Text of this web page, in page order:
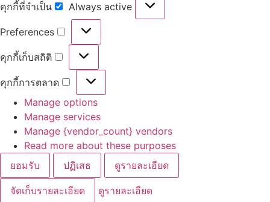
คุกกี้ที่จำเป็น
คุกกี้
ที่
จำเป็น
Always active
Preferences
Preferences
คุกกี้เก็บสถิติ
คุกกี้
เก็บ
สถิติ
คุกกี้การตลาด
คุกกี้
การ
ตลาด
Manage options
Manage services
Manage {vendor_count} vendors
Read more about these purposes
ยอมรับ
ปฏิเสธ ดูรายละเอียด
จัดเก็บรายละเอียด ดูรายละเอียด